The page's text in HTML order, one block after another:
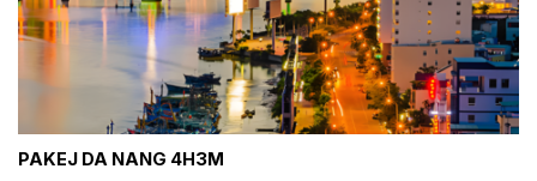
PAKEJ DA NANG 4H3M